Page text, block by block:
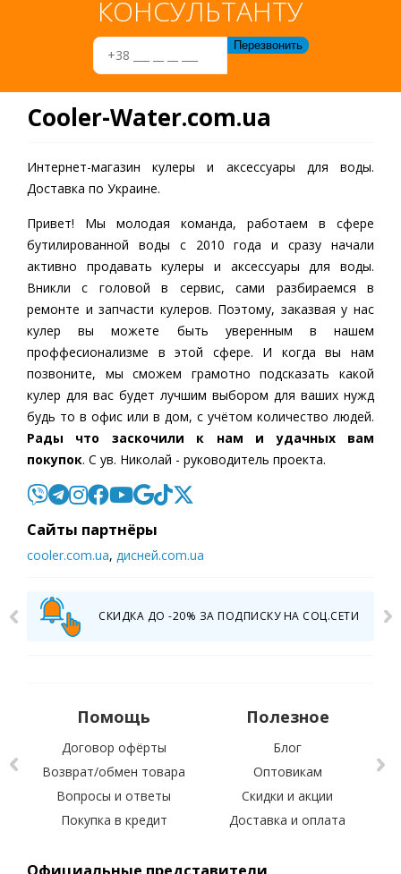
КОНСУЛЬТАНТУ
Cooler-Water.com.ua
Интернет-магазин кулеры и аксессуары для воды.
Доставка по Украине.
Привет! Мы молодая команда, работаем в сфере
бутилированной воды c 2010 года и сразу начали
активно продавать кулеры и аксессуары для воды.
Вникли с головой в сервис, сами разбираемся в
ремонте и запчасти кулеров. Поэтому, заказвая у нас
кулер вы можете быть уверенным в нашем
проффесионализме в этой сфере. И когда вы нам
позвоните, мы сможем грамотно подсказать какой
кулер для вас будет лучшим выбором для ваших нужд
будь то в офис или в дом, с учётом количество людей.
Рады что заскочили к нам и удачных вам
покупок. С ув. Николай - руководитель проекта.
Cайты партнёры
cooler.com.ua, дисней.com.ua
СКИДКА ДО -20% ЗА ПОДПИСКУ НА СОЦ.СЕТИ
Помощь
Договор офёрты
Возврат/обмен товара
Вопросы и ответы
Покупка в кредит
Полезное
Блог
Оптовикам
Скидки и акции
Доставка и оплата